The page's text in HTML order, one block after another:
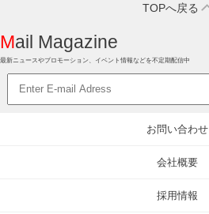
TOPへ戻る
Mail Magazine
最新ニュースやプロモーション、イベント情報などを不定期配信中
お問い合わせ
会社概要
採用情報